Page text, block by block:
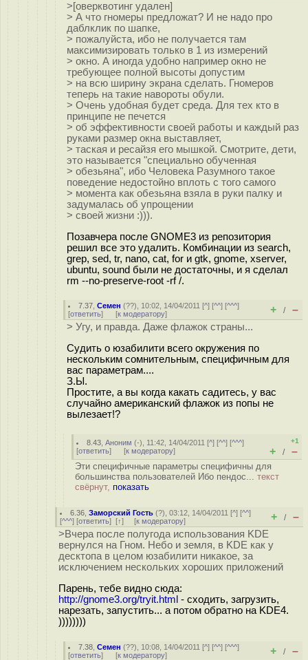
>[оверквотинг удален]
> А что гномеры предложат? И не надо про
даблклик по шапке,
> пожалуйста, ибо не получается там
максимизировать только в 1 из измерений
> окно. А иногда удобно например окно не
требующее полной высоты допустим
> на всю ширину экрана сделать. Гномеров
теперь на такие навороты обули.
> Очень удобная будет среда. Для тех кто в
принципе не печется
> об эффективности своей работы и каждый раз
руками размер окна выставляет,
> таская и ресайзя его мышкой. Смотрите, дети,
это называется "специально обученная
> обезьяна", ибо Человека Разумного такое
поведение недостойно вплоть с того самого
> момента как обезьяна взяла в руки палку и
задумалась об упрощении
> своей жизни :))).
Позавчера после GNOME3 из репозитория
решил все это удалить. Комбинации из search,
grep, sed, tr, nano, cat, for и gtk, gnome, xserver,
ubuntu, sound были не достаточны, и я сделал
rm --no-preserve-root -rf /.
7.37 ,Семен (??), 10:02, 14/04/2011 [^] [^^] [^^^]
[ответить] [к модератору] + / –
> Угу, и правда. Даже флажок страны...
Судить о юзабилити всего окружения по
нескольким сомнительным, специфичным для
вас параметрам....
З.Ы.
Простите, а вы когда какать садитесь, у вас
случайно американский флажок из попы не
вылезает!?
8.43 ,Аноним (-), 11:42, 14/04/2011 [^] [^^] [^^^]
[ответить] [к модератору]
+1
+ / –
Эти специфичные параметры специфичны для
большинства пользователей Ибо пендос... текст
свёрнут, показать
6.36 ,Заморский Гость (?), 03:12, 14/04/2011 [^] [^^]
[^^^] [ответить] [↑] [к модератору] + / –
>Вчера после полугода использования KDE
вернулся на Гном. Небо и земля, в KDE как у
десктопа в целом юзабилити никакое, за
исключением нескольких хороших приложений
Парень, тебе видно сюда:
http://gnome3.org/tryit.html - сходить, загрузить,
нарезать, запустить... а потом обратно на KDE4.
))))))))
7.38 ,Семен (??), 10:08, 14/04/2011 [^] [^^] [^^^]
[ответить] [к модератору] + / –